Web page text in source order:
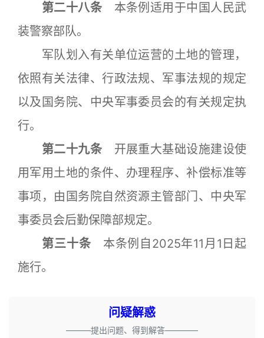
第二十八条 本条例适用于中国人民武
装警察部队。
军队划入有关单位运营的土地的管理，
依照有关法律、行政法规、军事法规的规定
以及国务院、中央军事委员会的有关规定执
行。
第二十九条 开展重大基础设施建设使
用军用土地的条件、办理程序、补偿标准等
事项，由国务院自然资源主管部门、中央军
事委员会后勤保障部规定。
第三十条 本条例自2025年11月1日起
施行。
问疑解惑
———提出问题、得到解答————